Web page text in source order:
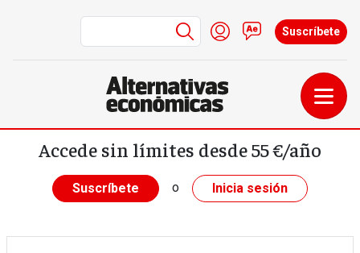
Pasar al contenido principal
Menú de cuenta de
Iniciar sesión
Contacto
Suscríbete
Accede sin límites desde 55 €/año
Suscríbete o Inicia sesión